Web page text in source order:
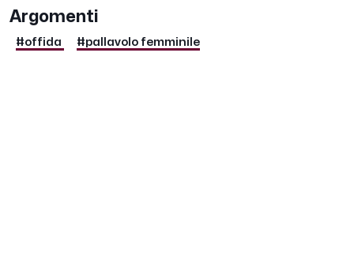
Argomenti
#offida #pallavolo femminile